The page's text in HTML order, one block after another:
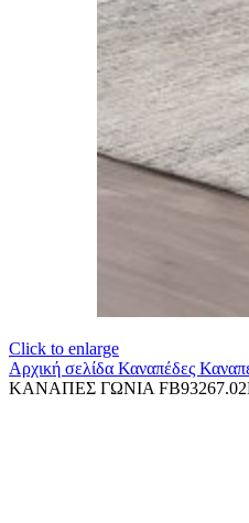
Click to enlarge
Αρχική σελίδα Καναπέδες
ΚΑΝΑΠΕΣ ΓΩΝΙΑ